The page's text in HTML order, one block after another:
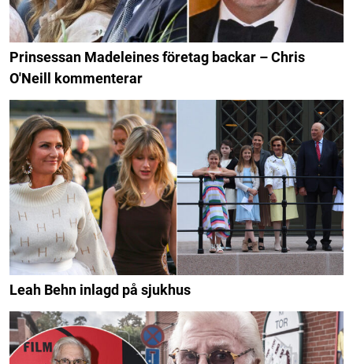
Prinsessan Madeleines företag backar – Chris
O'Neill kommenterar
Leah Behn inlagd på sjukhus